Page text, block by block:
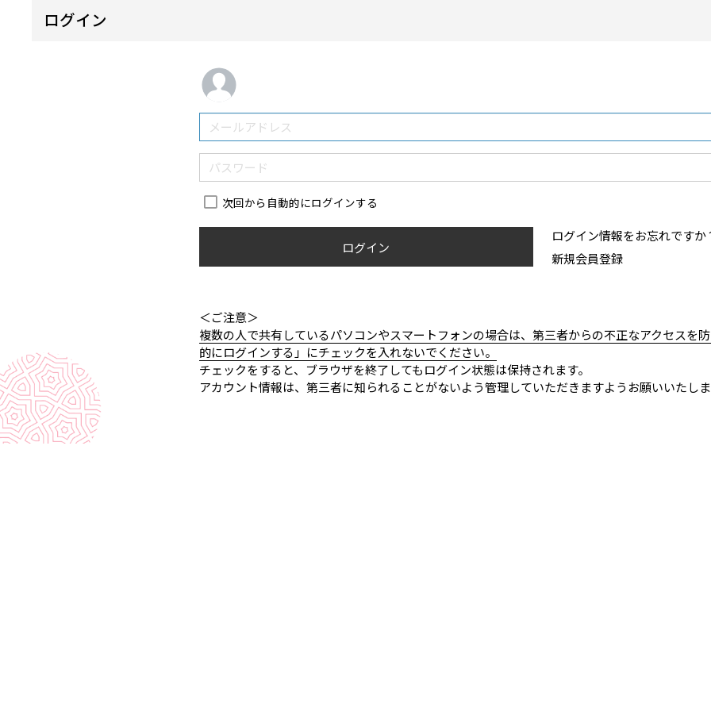
ログイン
次回から自動的にログインする
ログイン
ログイン情報をお忘れですか
新規会員登録
＜ご注意＞
複数の人で共有しているパソコンやスマートフォンの場合は、第三者からの不正なアクセスを
的にログインする」にチェックを入れないでください。
チェックをすると、ブラウザを終了してもログイン状態は保持されます。
アカウント情報は、第三者に知られることがないよう管理していただきますようお願いいたし